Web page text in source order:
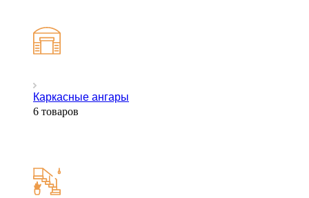
Каркасные ангары
6 товаров